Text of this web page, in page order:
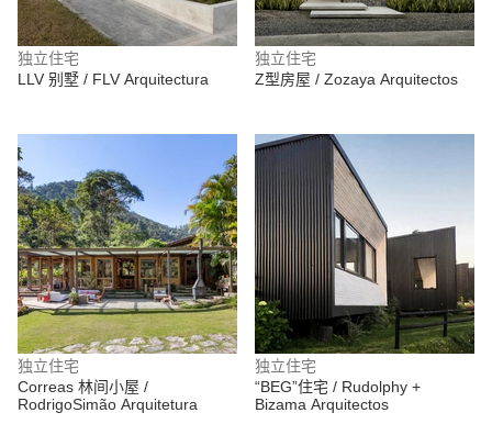
独立住宅
LLV 别墅 / FLV Arquitectura
独立住宅
Z型房屋 / Zozaya Arquitectos
独立住宅
Correas 林间小屋 /
RodrigoSimão Arquitetura
独立住宅
“BEG”住宅 / Rudolphy +
Bizama Arquitectos